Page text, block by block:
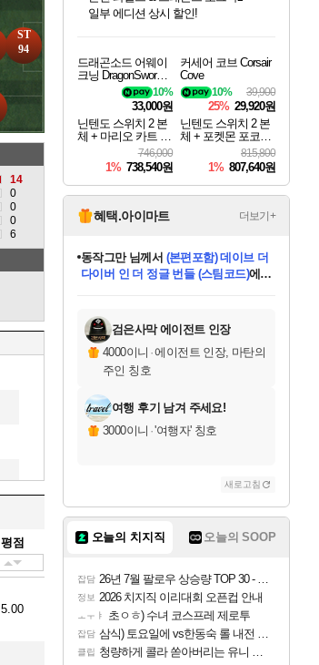
ST
94
14
0
0
0
6
평점
5.00
네이버혜택과 함께 만나보세요!
50%할인&추가 적립까지!
이니&베니 혜택까지!
네이버 혜택가와 함께 예약하세요!
할인&네이버혜택으로 만나보세요!
네이버페이 혜택과 만나보세요!
40주년 프로모션으로 만나보세요!
네이버 포인트 혜택까지!
할인가에 만나보세요!
일부 에디션 상시 할인!
혜택으로 예약 판매 중
편안하게 충전하세요
드래곤소드 어웨이
크닝 DragonSword A
10%
33,000원
커세어 코브 Corsair
Cove
39,900
10%
25% 29,920원
닌텐도 스위치 2 본
체 + 마리오 카트 월
746,000
1% 738,540원
닌텐도 스위치 2 본
체 + 포켓몬 포코피
아 + 포켓몬스터 레
전드 ZA 닌텐도 스
위치 2 에디션 번들
815,800
1% 807,640원
혜택.아이마트 더보기+
당첨되셨습니다.
당첨되셨습니다.
당첨되셨습니다.
다이버 인 더 정글 번들 (스팀코드)에
당첨되셨습니다.
영웅97 님께서인투 더 브리치
에디션 (스팀코드)를 교환.
당첨되셨습니다.
당첨되셨습니다.
당첨되셨습니다.
당첨되셨습니다.
검은사막 에이전트 인장
4000이니 ·에이전트 인장, 마탄의
주인 칭호
여행 후기 남겨 주세요!
3000이니 ·'여행자' 칭호
새로고침
오늘의 치지직 오늘의 SOOP
잡담 26년 7월 팔로우 상승량 TOP 30 - 월간 치지직
정보 2026 치지직 이리대회 오픈컵 안내
ㅗㅜㅑ 초ㅇㅎ) 수녀 코스프레 제로투
잡담 삼식) 토요일에 vs한동숙 롤 내전 예정
클립 청량하게 콜라 쏟아버리는 유니 ㅋㅋㅋ